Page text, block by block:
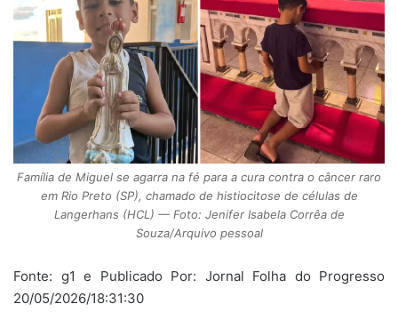
Família de Miguel se agarra na fé para a cura contra o câncer raro
em Rio Preto (SP), chamado de histiocitose de células de
Langerhans (HCL) — Foto: Jenifer Isabela Corrêa de
Souza/Arquivo pessoal
Fonte: g1 e Publicado Por: Jornal Folha do Progresso
20/05/2026/18:31:30